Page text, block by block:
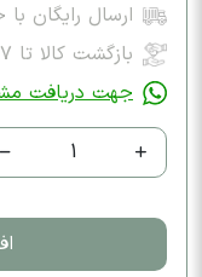
ارسال رایگان با خرید
بازگشت کالا تا ۷ روز طبق شرایط مرجوعی
جهت دریافت
1